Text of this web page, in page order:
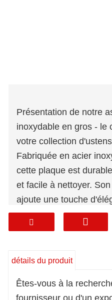
Présentation de notre
inoxydable en gros - le
votre collection
Fabriquée en acier
cette plaque est
et facile à nettoyer.
ajoute une touche
expérience culinaire.
expérience culinaire
détails du produit
Êtes-vous à la